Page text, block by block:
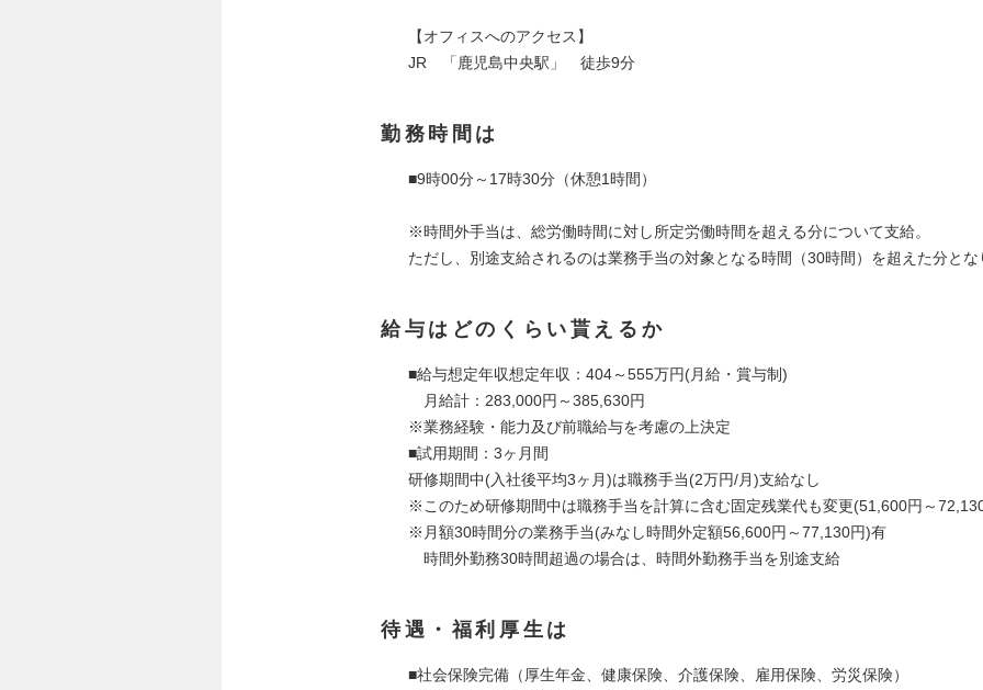
【オフィスへのアクセス】
JR 「鹿児島中央駅」 徒歩9分
勤務時間は
■9時00分～17時30分（休憩1時間）
※時間外手当は、総労働時間に対し所定労働時間を超える分について支給。
ただし、別途支給されるのは業務手当の対象となる時間（30時間）を超えた分とな
給与はどのくらい貰えるか
■給与想定年収想定年収：404～555万円(月給・賞与制)
月給計：283,000円～385,630円
※業務経験・能力及び前職給与を考慮の上決定
■試用期間：3ヶ月間
研修期間中(入社後平均3ヶ月)は職務手当(2万円/月)支給なし
※このため研修期間中は職務手当を計算に含む固定残業代も変更(51,600円～
※月額30時間分の業務手当(みなし時間外定額56,600円～77,130円)有
時間外勤務30時間超過の場合は、時間外勤務手当を別途支給
待遇・福利厚生は
■社会保険完備（厚生年金、健康保険、介護保険、雇用保険、労災保険）